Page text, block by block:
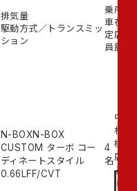
排気量
駆動方式／トランスミッ
ション
乗
車
定
員
所
在
店
舗
N-BOXN-BOX
CUSTOM ターボ コー
ディネートスタイル
0.66LFF/CVT
4
名
中
村
橋
店試
乗
申